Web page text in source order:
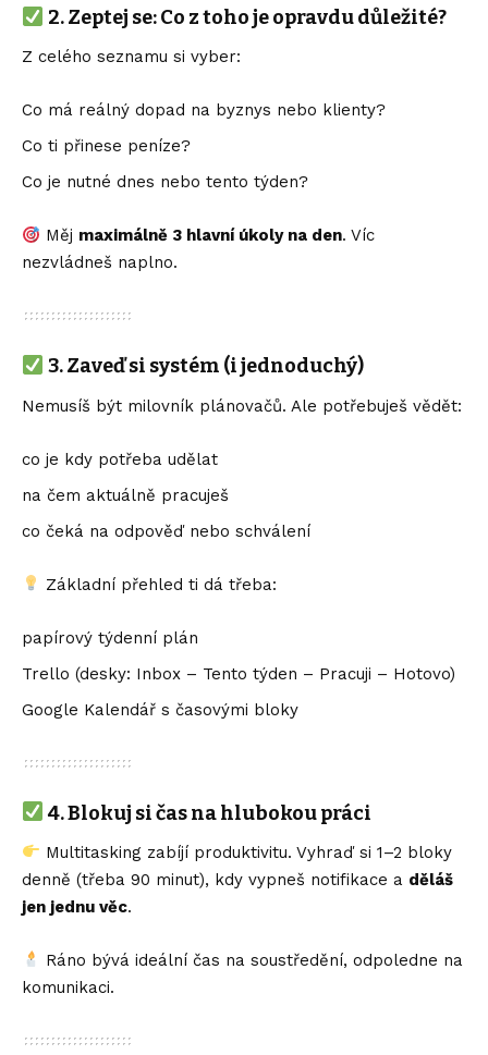
2.Zeptej se: Co z toho je opravdu důležité?
Z celého seznamu si vyber:
Co má reálný dopad na byznys nebo klienty?
Co ti přinese peníze?
Co je nutné dnes nebo tento týden?
Měj maximálně 3 hlavní úkoly na den. Víc
nezvládneš naplno.
3.Zaveď si systém (i jednoduchý)
Nemusíš být milovník plánovačů. Ale potřebuješ vědět:
co je kdy potřeba udělat
na čem aktuálně pracuješ
co čeká na odpověď nebo schválení
Základní přehled ti dá třeba:
papírový týdenní plán
Trello (desky: Inbox – Tento týden – Pracuji – Hotovo)
Google Kalendář s časovými bloky
4.Blokuj si čas na hlubokou práci
Multitasking zabíjí produktivitu. Vyhraď si 1–2 bloky
denně (třeba 90 minut), kdy vypneš notifikace a děláš
jen jednu věc.
Ráno bývá ideální čas na soustředění, odpoledne na
komunikaci.